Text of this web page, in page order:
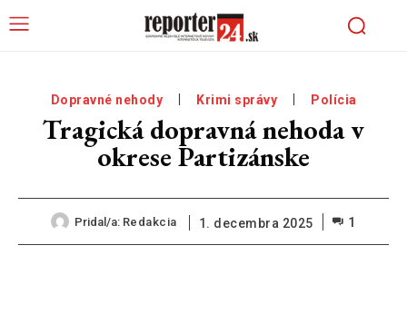
Dopravné nehody Krimi správy Polícia
Tragická dopravná nehoda v
okrese Partizánske
Pridal/a: Redakcia 1. decembra 2025 1